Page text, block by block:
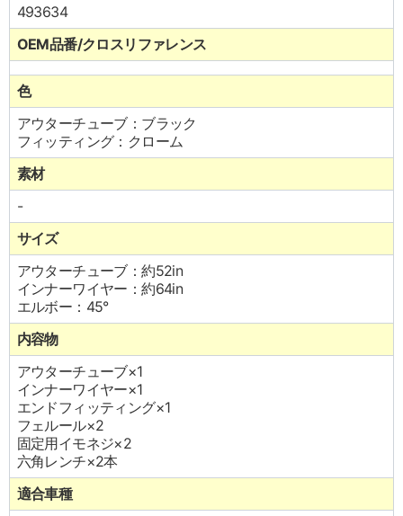
493634
OEM品番/クロスリファレンス
色
アウターチューブ：ブラック
フィッティング：クローム
素材
-
サイズ
アウターチューブ：約52in
インナーワイヤー：約64in
エルボー：45°
内容物
アウターチューブ×1
インナーワイヤー×1
エンドフィッティング×1
フェルール×2
固定用イモネジ×2
六角レンチ×2本
適合車種